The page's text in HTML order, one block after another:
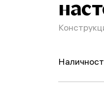
Наличност